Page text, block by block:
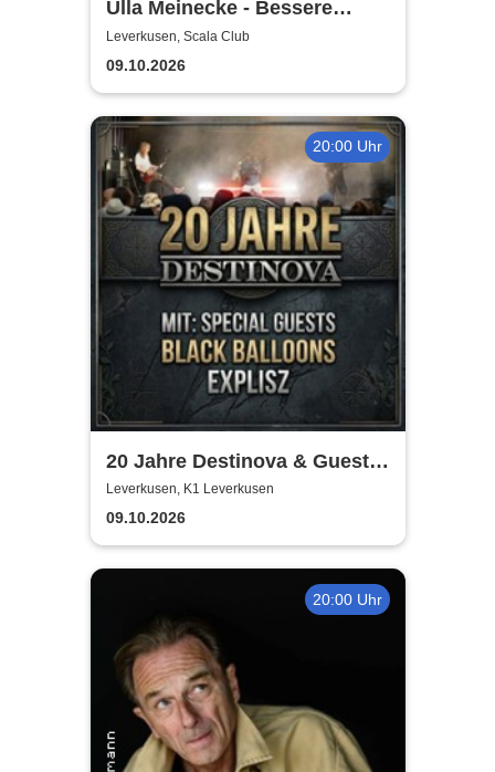
Ulla Meinecke - Bessere
Zeiten Tour
Leverkusen, Scala Club
09.10.2026
20:00 Uhr
20 Jahre Destinova & Guests
| Explisz & Black Balloons
Leverkusen, K1 Leverkusen
09.10.2026
20:00 Uhr